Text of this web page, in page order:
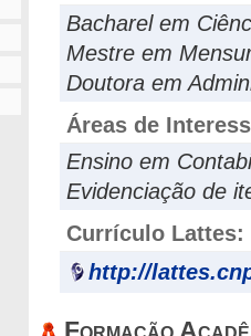
Bacharel em
Mestre em
Doutora em
Áreas de
Ensino em
Evidenciação de
Currículo Lattes:
http://